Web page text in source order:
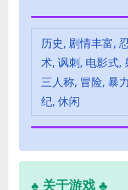
历史, 剧情丰富,
术, 讽刺, 电影式,
三人称, 冒险, 暴
纪, 休闲
♣ 关于游戏 ♣